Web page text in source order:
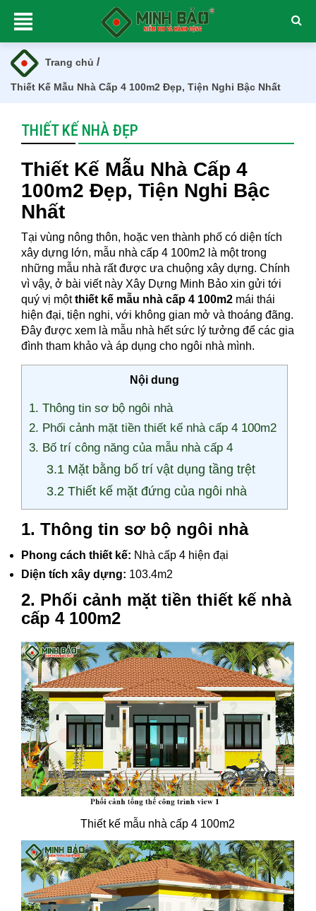
Trang chủ /
Thiết Kế Mẫu Nhà Cấp 4 100m2 Đẹp, Tiện Nghi Bậc Nhất
THIẾT KẾ NHÀ ĐẸP
Thiết Kế Mẫu Nhà Cấp 4
100m2 Đẹp, Tiện Nghi Bậc
Nhất
Tại vùng nông thôn, hoặc ven thành phố có diện tích
xây dựng lớn, mẫu nhà cấp 4 100m2 là một trong
những mẫu nhà rất được ưa chuộng xây dựng. Chính
vì vậy, ở bài viết này Xây Dựng Minh Bảo xin gửi tới
quý vị mộtthiết kế mẫu nhà cấp 4 100m2 mái thái
hiện đại, tiện nghi, với không gian mở và thoáng đãng.
Đây được xem là mẫu nhà hết sức lý tưởng để các gia
đình tham khảo và áp dụng cho ngôi nhà mình.
Nội dung
1. Thông tin sơ bộ ngôi nhà
2. Phối cảnh mặt tiền thiết kế nhà cấp 4 100m2
3. Bố trí công năng của mẫu nhà cấp 4
3.1 Mặt bằng bố trí vật dụng tầng trệt
3.2 Thiết kế mặt đứng của ngôi nhà
1. Thông tin sơ bộ ngôi nhà
Phong cách thiết kế: Nhà cấp 4 hiện đại
Diện tích xây dựng: 103.4m2
2. Phối cảnh mặt tiền thiết kế nhà
cấp 4 100m2
Thiết kế mẫu nhà cấp 4 100m2